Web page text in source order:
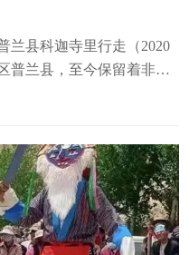
兰县科迦寺里行走（2020
普兰县，至今保留着非常
普兰飞天服饰，已有
其上装饰有黄金、白银、
珠宝，价值 从几十万到数